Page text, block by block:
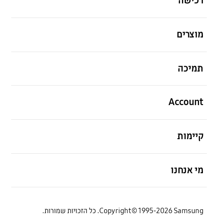
מוצרים
תמיכה
Account
קיימות
מי אנחנו
Copyright© 1995-2026 Samsung. כל הזכויות שמורות.